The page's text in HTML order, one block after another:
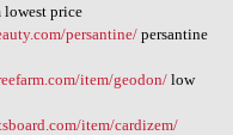
lowest price
persantine/persantine
item/geodon/low
item/cardizem/